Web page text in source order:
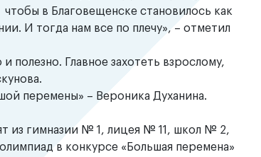
в Благовещенске становилось как
И тогда нам все по плечу», – отметил
Главное захотеть взрослому,
перемены» – Вероника Духанина.
из гимназии № 1, лицея № 11, школ № 2,
в конкурсе «Большая перемена»